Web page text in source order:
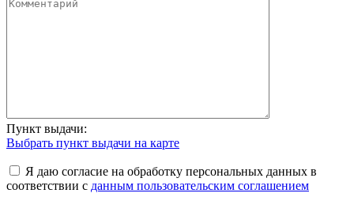
Пункт выдачи:
Выбрать пункт выдачи на карте
Я даю согласие на обработку персональных данных в
соответствии с данным пользовательским соглашением